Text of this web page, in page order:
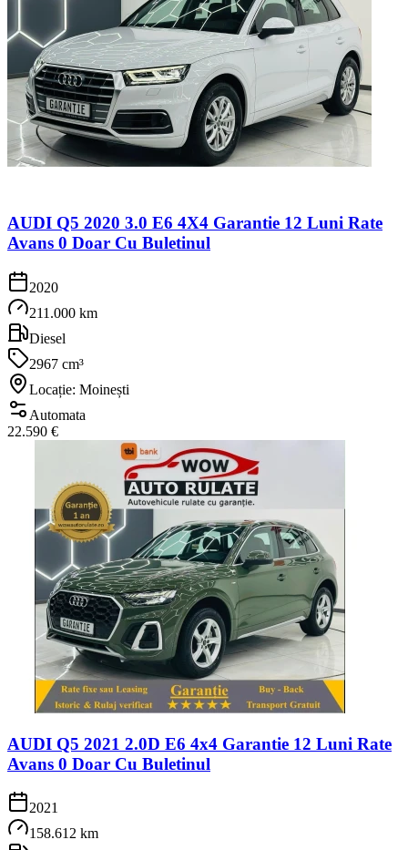
AUDI Q5 2020 3.0 E6 4X4 Garantie 12 Luni Rate
Avans 0 Doar Cu Buletinul
2020
211.000 km
Diesel
2967 cm³
Locație: Moinești
Automata
22.590 €
AUDI Q5 2021 2.0D E6 4x4 Garantie 12 Luni Rate
Avans 0 Doar Cu Buletinul
2021
158.612 km